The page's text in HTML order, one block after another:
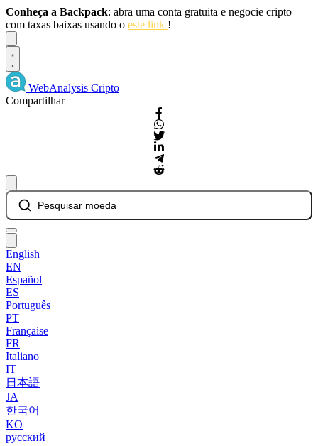
Conheça a Backpack: abra uma conta gratuita e negocie cripto
com taxas baixas usando o este link !
WebAnalysis Cripto
Compartilhar
Pesquisar moeda
English
EN
Español
ES
Português
PT
Française
FR
Italiano
IT
日本語
JA
한국어
KO
русский